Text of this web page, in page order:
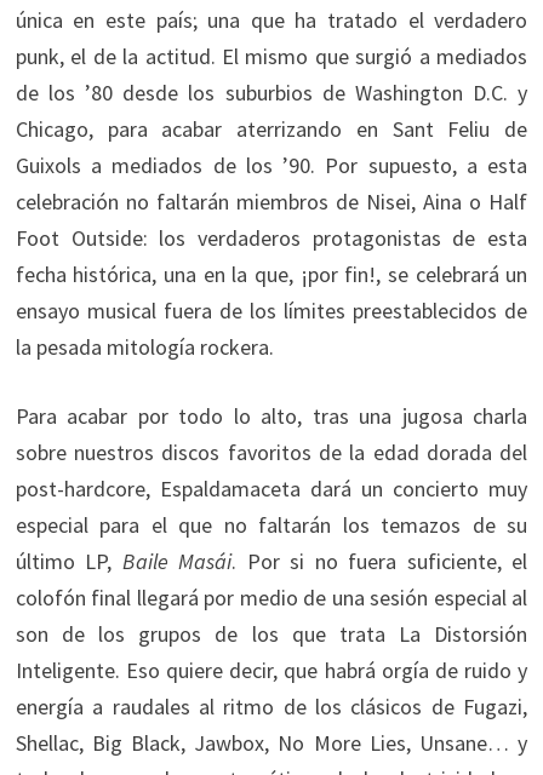
única en este país; una que ha tratado el verdadero
punk, el de la actitud. El mismo que surgió a mediados
de los ’80 desde los suburbios de Washington D.C. y
Chicago, para acabar aterrizando en Sant Feliu de
Guixols a mediados de los ’90. Por supuesto, a esta
celebración no faltarán miembros de Nisei, Aina o Half
Foot Outside: los verdaderos protagonistas de esta
fecha histórica, una en la que, ¡por fin!, se celebrará un
ensayo musical fuera de los límites preestablecidos de
la pesada mitología rockera.
Para acabar por todo lo alto, tras una jugosa charla
sobre nuestros discos favoritos de la edad dorada del
post-hardcore, Espaldamaceta dará un concierto muy
especial para el que no faltarán los temazos de su
último LP, Baile Masái. Por si no fuera suficiente, el
colofón final llegará por medio de una sesión especial al
son de los grupos de los que trata La Distorsión
Inteligente. Eso quiere decir, que habrá orgía de ruido y
energía a raudales al ritmo de los clásicos de Fugazi,
Shellac, Big Black, Jawbox, No More Lies, Unsane… y